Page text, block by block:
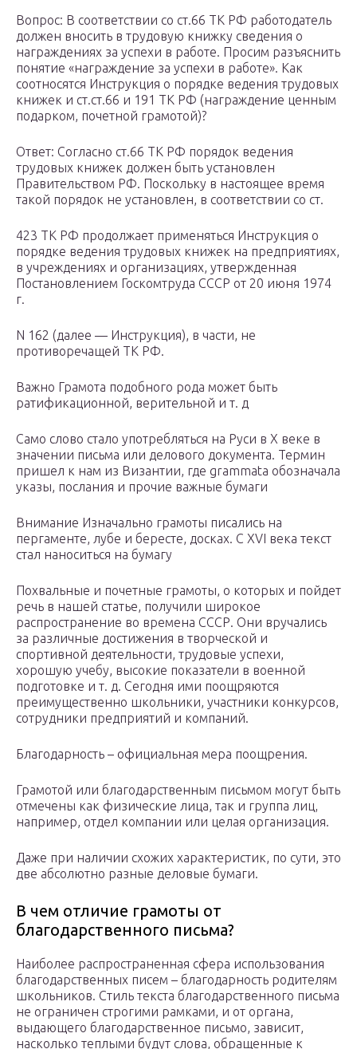
Вопрос: В соответствии со ст.66 ТК РФ работодатель
должен вносить в трудовую книжку сведения о
награждениях за успехи в работе. Просим разъяснить
понятие «награждение за успехи в работе». Как
соотносятся Инструкция о порядке ведения трудовых
книжек и ст.ст.66 и 191 ТК РФ (награждение ценным
подарком, почетной грамотой)?
Ответ: Согласно ст.66 ТК РФ порядок ведения
трудовых книжек должен быть установлен
Правительством РФ. Поскольку в настоящее время
такой порядок не установлен, в соответствии со ст.
423 ТК РФ продолжает применяться Инструкция о
порядке ведения трудовых книжек на предприятиях,
в учреждениях и организациях, утвержденная
Постановлением Госкомтруда СССР от 20 июня 1974
г.
N 162 (далее — Инструкция), в части, не
противоречащей ТК РФ.
Важно Грамота подобного рода может быть
ратификационной, верительной и т. д
Само слово стало употребляться на Руси в X веке в
значении письма или делового документа. Термин
пришел к нам из Византии, где grammata обозначала
указы, послания и прочие важные бумаги
Внимание Изначально грамоты писались на
пергаменте, лубе и бересте, досках. С XVI века текст
стал наноситься на бумагу
Похвальные и почетные грамоты, о которых и пойдет
речь в нашей статье, получили широкое
распространение во времена СССР. Они вручались
за различные достижения в творческой и
спортивной деятельности, трудовые успехи,
хорошую учебу, высокие показатели в военной
подготовке и т. д. Сегодня ими поощряются
преимущественно школьники, участники конкурсов,
сотрудники предприятий и компаний.
Благодарность – официальная мера поощрения.
Грамотой или благодарственным письмом могут быть
отмечены как физические лица, так и группа лиц,
например, отдел компании или целая организация.
Даже при наличии схожих характеристик, по сути, это
две абсолютно разные деловые бумаги.
В чем отличие грамоты от
благодарственного письма?
Наиболее распространенная сфера использования
благодарственных писем – благодарность родителям
школьников. Стиль текста благодарственного письма
не ограничен строгими рамками, и от органа,
выдающего благодарственное письмо, зависит,
насколько теплыми будут слова, обращенные к